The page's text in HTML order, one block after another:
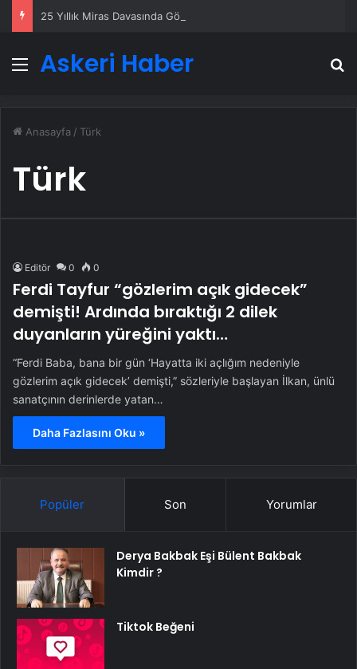
Menü
Askeri Haber
Anasayfa / Türk
Türk
Editör 0 0
Ferdi Tayfur “gözlerim açık gidecek”
demişti! Ardında bıraktığı 2 dilek
duyanların yüreğini yaktı…
“Ferdi Baba, bana bir gün ‘Hayatta iki açlığım nedeniyle
gözlerim açık gidecek’ demişti,” sözleriyle başlayan İlkan, ünlü
sanatçının derinlerde yatan…
Daha Fazlasını Oku »
Popüler Son Yorumlar
Derya Bakbak Eşi Bülent Bakbak
Kimdir ?
Tiktok Beğeni